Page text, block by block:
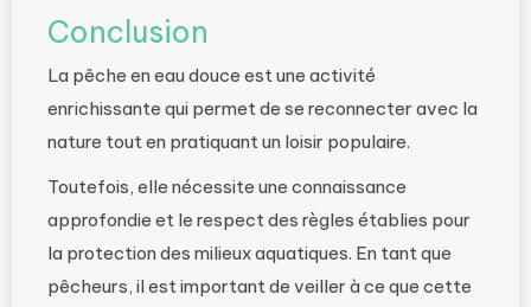
Conclusion
La pêche en eau douce est une activité
enrichissante qui permet de se reconnecter avec la
nature tout en pratiquant un loisir populaire.
Toutefois, elle nécessite une connaissance
approfondie et le respect des règles établies pour
la protection des milieux aquatiques. En tant que
pêcheurs, il est important de veiller à ce que cette